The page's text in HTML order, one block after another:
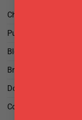
Chi Siamo
Punti Vendita
Blog
Brand
Domande frequenti
Contattaci